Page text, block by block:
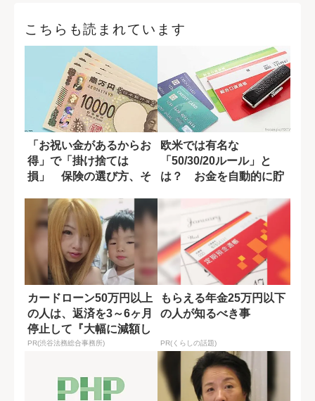
こちらも読まれています
「お祝い金があるからお
得」で「掛け捨ては
損」 保険の選び方、そ
欧米では有名な
「50/30/20ルール」と
は？ お金を自動的に貯
カードローン50万円以上
の人は、返済を3～6ヶ月
停止して『大幅に減額し
てから返済...
PR(渋谷法務総合事務所)
もらえる年金25万円以下
の人が知るべき事
PR(くらしの話題)